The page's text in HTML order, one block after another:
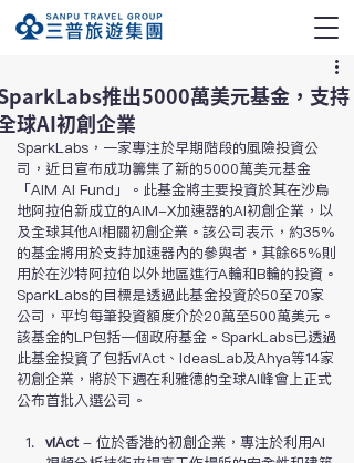
推出5000萬美元基金，支持
球AI初創企業
SparkLabs，一家專注於早期階段的風險投資公
司，近日宣布成功籌集了新的5000萬美元基金
「AIM AI Fund」。此基金將主要投資於其在沙烏
地阿拉伯新成立的AIM-X加速器的AI初創企業，以
及全球其他AI相關初創企業。該公司表示，約35%
的基金將用於支持加速器內的參與者，其餘65%則
用於在沙特阿拉伯以外地區進行A輪和B輪的投資。
SparkLabs的目標是透過此基金投資於50至70家
公司，平均每筆投資額度介於20萬至500萬美元。
該基金的LP包括一個政府基金。SparkLabs已透過
此基金投資了包括viAct、IdeasLab及Ahya等14家
初創企業，將於下週在利雅德的全球AI峰會上正式
公布首批入選公司。
viAct - 位於香港的初創企業，專注於利用AI